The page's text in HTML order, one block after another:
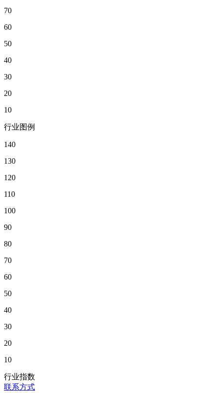
70
60
50
40
30
20
10
行业图例
140
130
120
110
100
90
80
70
60
50
40
30
20
10
行业指数
联系方式